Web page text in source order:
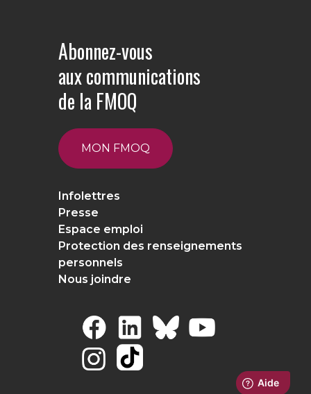
Abonnez-vous
aux communications
de la FMOQ
MON FMOQ
Infolettres
Presse
Espace emploi
Protection des renseignements
personnels
Nous joindre